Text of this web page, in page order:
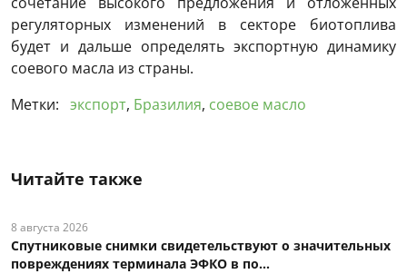
регуляторных изменений в секторе биотоплива
будет и дальше определять экспортную динамику
соевого масла из страны.
Метки: экспорт, Бразилия, соевое масло
Читайте также
8 августа 2026
Спутниковые снимки свидетельствуют о значительных
повреждениях терминала ЭФКО в по...